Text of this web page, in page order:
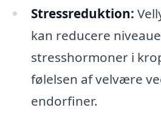
Stressreduktion:
kan reducere
stresshormoner i
følelsen af velvære
endorfiner.